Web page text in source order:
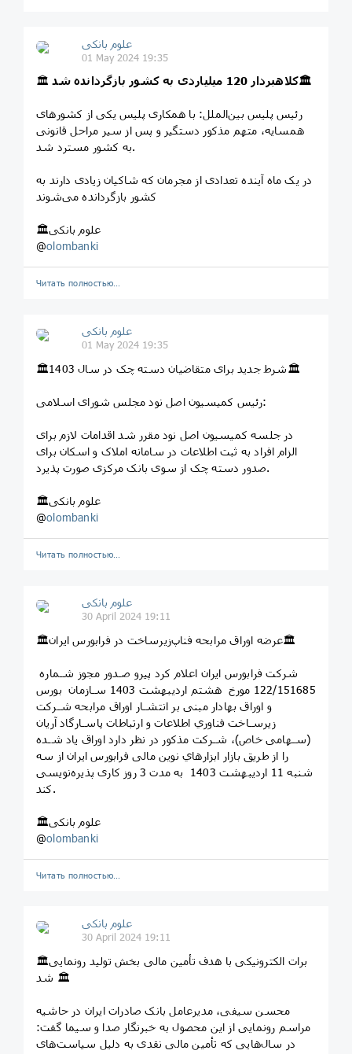
علوم بانکی
01 May 2024 19:35
🏛 کلاهبردار 120 میلیاردی به کشور بازگردانده شد🏛
رئیس پلیس بین‌الملل: با همکاری پلیس یکی از کشورهای
همسایه، متهم مذکور دستگیر و پس از سیر مراحل قانونی
به کشور مسترد شد.
در یک ماه آینده تعدادی از مجرمان که شاکیان زیادی دارند به
کشور بازگردانده می‌شوند
🏛علوم بانکی
@olombanki
Читать полностью…
علوم بانکی
01 May 2024 19:35
🏛شرط جدید برای متقاضیان دسته چک در سال 1403🏛
رئیس کمیسیون اصل نود مجلس شورای اسلامی:
در جلسه کمیسیون اصل نود مقرر شد اقدامات لازم برای
الزام افراد به ثبت اطلاعات در سامانه املاک و اسکان برای
صدور دسته چک از سوی بانک مرکزی صورت پذیرد.
🏛علوم بانکی
@olombanki
Читать полностью…
علوم بانکی
30 April 2024 19:11
🏛عرضه اوراق مرابحه فناپ‌زیرساخت در فرابورس ایران🏛
شرکت فرابورس ایران اعلام کرد ﭘﯿﺮو ﺻـﺪور ﻣﺠﻮز ﺷـﻤﺎره
122/151685 ﻣﻮرخ هشتم اردیبهشت 1403 ﺳـﺎزﻣﺎن ﺑﻮرس
و اوراق ﺑﻬﺎدار ﻣﺒﻨﯽ ﺑﺮ اﻧﺘﺸـﺎر اوراق ﻣﺮاﺑﺤﻪ ﺷـﺮﮐﺖ
زﯾﺮﺳـﺎﺧﺖ ﻓﻨﺎوري اﻃﻼﻋﺎت و ارﺗﺒﺎﻃﺎت ﭘﺎﺳـﺎرﮔﺎد آرﯾﺎن
(ﺳـﻬﺎﻣﯽ ﺧﺎص)، ﺷـﺮﮐﺖ ﻣﺬﮐﻮر در ﻧﻈﺮ دارد اوراق ﯾﺎد ﺷـﺪه
را از ﻃﺮﯾﻖ ﺑﺎزار اﺑﺰارﻫﺎي ﻧﻮﯾﻦ ﻣﺎﻟﯽ ﻓﺮاﺑﻮرس اﯾﺮان از ﺳﻪ
ﺷﻨﺒﻪ 11 اردیبهشت 1403 ﺑﻪ ﻣﺪت 3 روز ﮐﺎری پذیره‌نویسی
کند.
🏛علوم بانکی
@olombanki
Читать полностью…
علوم بانکی
30 April 2024 19:11
🏛برات الکترونیکی با هدف تأمین مالی بخش تولید رونمایی
شد 🏛
محسن سیفی، مدیرعامل بانک صادرات ایران در حاشیه
مراسم رونمایی از این محصول به خبرنگار صدا و سیما گفت:
در سال‌هایی که تأمین مالی نقدی به دلیل سیاست‌های